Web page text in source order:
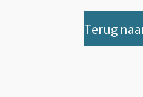
Terug